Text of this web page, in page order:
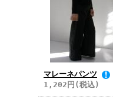
マレーネパンツ
1,202円(税込)